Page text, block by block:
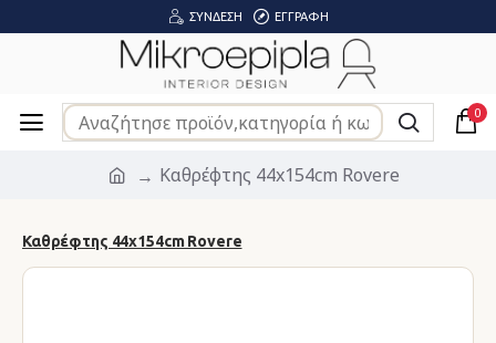
ΣΎΝΔΕΣΗ ΕΓΓΡΑΦΉ
0
Καθρέφτης 44x154cm Rovere
Καθρέφτης 44x154cm Rovere